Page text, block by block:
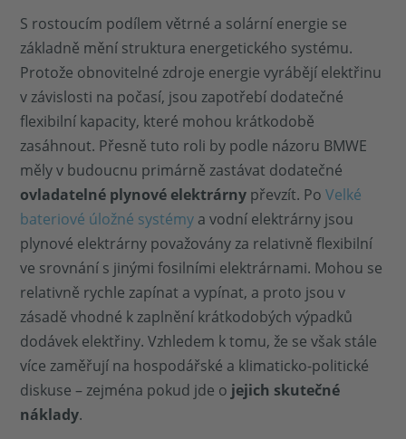
S rostoucím podílem větrné a solární energie se
základně mění struktura energetického systému.
Protože obnovitelné zdroje energie vyrábějí elektřinu
v závislosti na počasí, jsou zapotřebí dodatečné
flexibilní kapacity, které mohou krátkodobě
zasáhnout. Přesně tuto roli by podle názoru BMWE
měly v budoucnu primárně zastávat dodatečné
ovladatelné plynové elektrárny převzít. PoVelké
bateriové úložné systémy a vodní elektrárny jsou
plynové elektrárny považovány za relativně flexibilní
ve srovnání s jinými fosilními elektrárnami. Mohou se
relativně rychle zapínat a vypínat, a proto jsou v
zásadě vhodné k zaplnění krátkodobých výpadků
dodávek elektřiny. Vzhledem k tomu, že se však stále
více zaměřují na hospodářské a klimaticko-politické
diskuse – zejména pokud jde o jejich skutečné
náklady.